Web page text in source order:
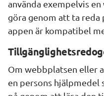
använda exempelvis
göra genom att ta
appen är kompatibel
Om webbplatsen eller
en persons hjälpmedel